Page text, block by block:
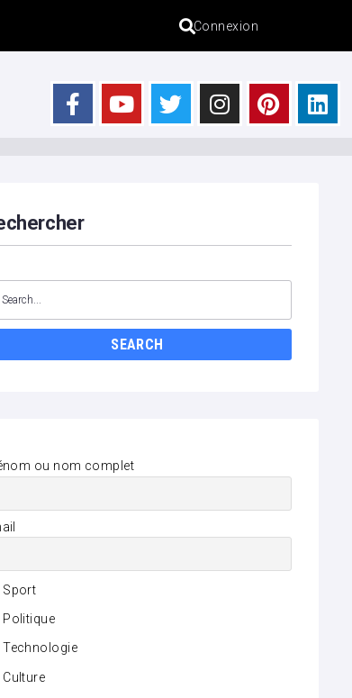
Connexion
SEARCH
ou nom complet
Sport
Politique
Technologie
Culture